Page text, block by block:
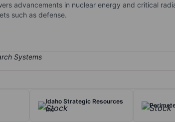
advancements in nuclear energy and critical
such as defense.
Idaho Strategic Resources
Inc